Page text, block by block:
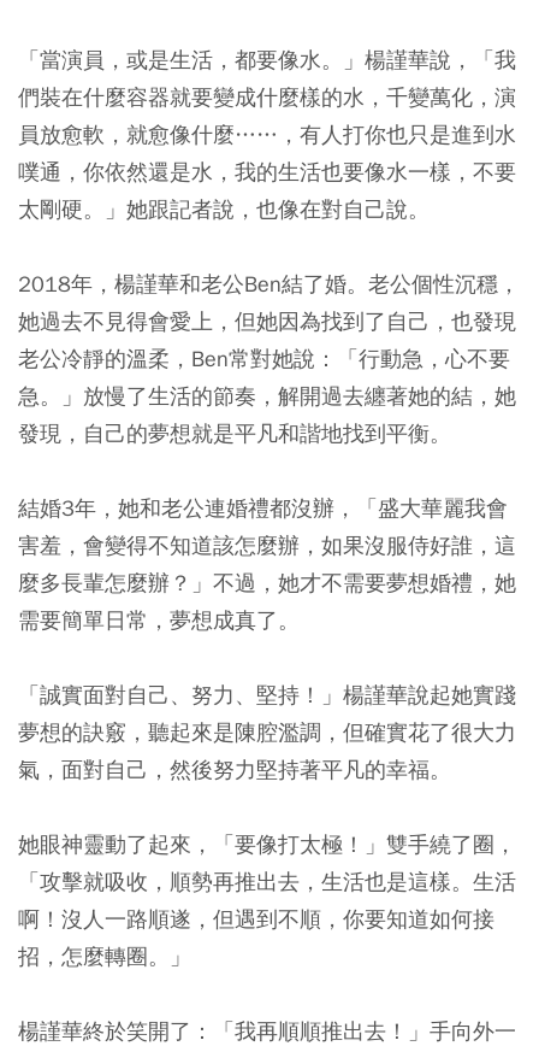
「當演員，或是生活，都要像水。」楊謹華說，「我
們裝在什麼容器就要變成什麼樣的水，千變萬化，演
員放愈軟，就愈像什麼……，有人打你也只是進到水
噗通，你依然還是水，我的生活也要像水一樣，不要
太剛硬。」她跟記者說，也像在對自己說。
2018年，楊謹華和老公Ben結了婚。老公個性沉穩，
她過去不見得會愛上，但她因為找到了自己，也發現
老公冷靜的溫柔，Ben常對她說：「行動急，心不要
急。」放慢了生活的節奏，解開過去纏著她的結，她
發現，自己的夢想就是平凡和諧地找到平衡。
結婚3年，她和老公連婚禮都沒辦，「盛大華麗我會
害羞，會變得不知道該怎麼辦，如果沒服侍好誰，這
麼多長輩怎麼辦？」不過，她才不需要夢想婚禮，她
需要簡單日常，夢想成真了。
「誠實面對自己、努力、堅持！」楊謹華說起她實踐
夢想的訣竅，聽起來是陳腔濫調，但確實花了很大力
氣，面對自己，然後努力堅持著平凡的幸福。
她眼神靈動了起來，「要像打太極！」雙手繞了圈，
「攻擊就吸收，順勢再推出去，生活也是這樣。生活
啊！沒人一路順遂，但遇到不順，你要知道如何接
招，怎麼轉圈。」
楊謹華終於笑開了：「我再順順推出去！」手向外一